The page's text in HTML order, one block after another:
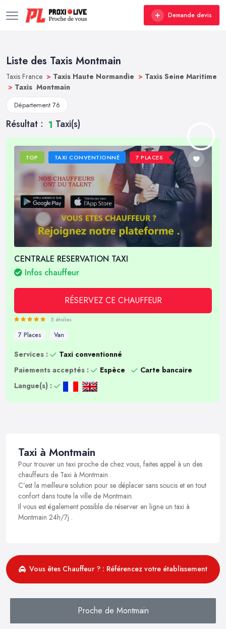
Demande devis
Liste des Taxis Montmain
Taxis France > Taxis Haute Normandie > Taxis Seine Maritime
> Taxis Montmain
Département 76
Résultat : 1 Taxi(s)
TOP TAXI CONVENTIONNÉ 7 PLACES
CENTRALE RESERVATION TAXI
Infos chauffeur
RÉSERVEZ CE CHAUFFEUR
5 étoiles
7 Places Van
Services :
Taxi conventionné
Paiements acceptés :
Espèce
Carte bancaire
Langue(s) :
Taxi à Montmain
Pour trouver un taxi proche de chez vous, faites appel à un des
chauffeurs de Taxi à Montmain .
C’est la meilleure solution pour se déplacer sans soucis et en tout
confort dans toute la ville de Montmain.
Il vous est également possible de réserver en ligne un taxi à
Montmain 24h/7j .
Vous êtes Chauffeur ? : Référencez votre établissement
Proche de Montmain